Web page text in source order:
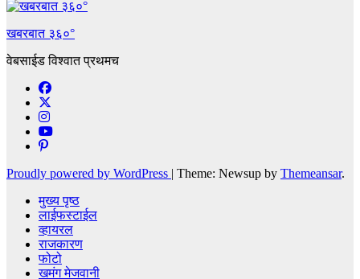
खबरबात ३६०°
वेबसाईड विश्वात प्रथमच
Proudly powered by WordPress | Theme: Newsup by Themeansar.
मुख्य पृष्ठ
लाईफस्टाईल
व्हायरल
राजकारण
फोटो
खमंग मेजवानी